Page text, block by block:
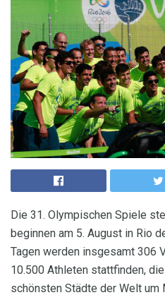
Die 31. Olympischen Spiele
beginnen am 5. August in Rio
Tagen werden insgesamt 306
10.500 Athleten stattfinden,
schönsten Städte der Welt um